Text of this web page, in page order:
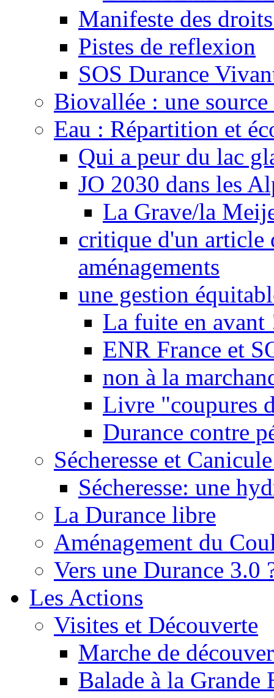
Manifeste des
Pistes de reflexion
SOS Durance
Biovallée : une
Eau : Répartition et
Qui a peur du lac
JO 2030 dans les
La Grave/la
critique d'un article
aménagements
une gestion
La fuite en avant
ENR France et
non à la
Livre "coupures
Durance contre
Sécheresse et
Sécheresse: une
La Durance libre
Aménagement du
Vers une Durance 3.0
Les Actions
Visites et Découverte
Marche de
Balade à la Grande